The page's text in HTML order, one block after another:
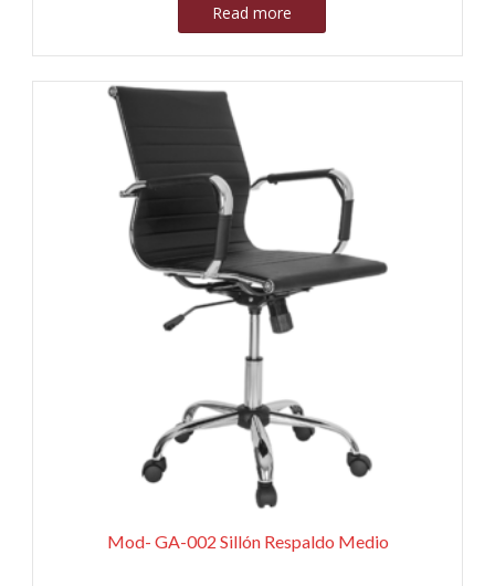
Read more
Mod- GA-002 Sillón Respaldo Medio